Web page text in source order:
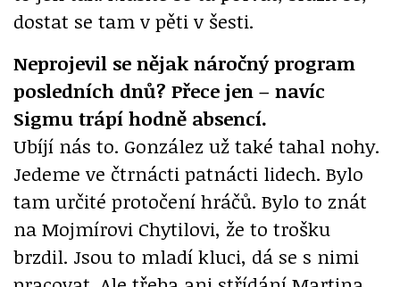
dostat se tam v pěti v šesti.
Neprojevil se nějak náročný program
posledních dnů? Přece jen – navíc
Sigmu trápí hodně absencí.
Ubíjí nás to. González už také tahal nohy.
Jedeme ve čtrnácti patnácti lidech. Bylo
tam určité protočení hráčů. Bylo to znát
na Mojmírovi Chytilovi, že to trošku
brzdil. Jsou to mladí kluci, dá se s nimi